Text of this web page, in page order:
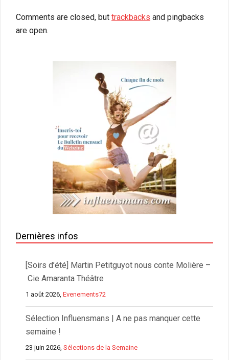
Comments are closed, but trackbacks and pingbacks
are open.
Dernières infos
[Soirs d’été] Martin Petitguyot nous conte Molière –
Cie Amaranta Théâtre
1 août 2026,Evenements72
Sélection Influensmans | A ne pas manquer cette
semaine !
23 juin 2026,Sélections de la Semaine